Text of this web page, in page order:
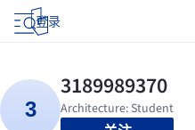
登录